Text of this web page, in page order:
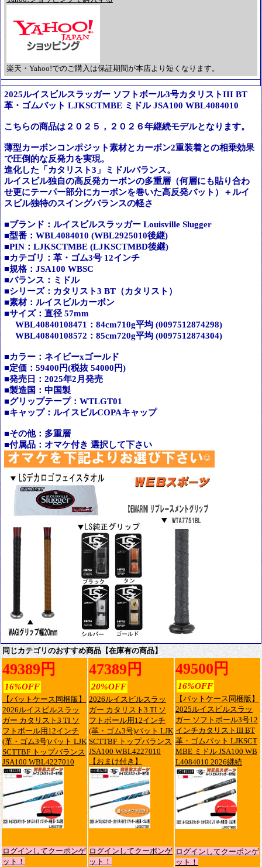
楽天・Yahoo!でのご購入は保証期間が本店より短くなります。
2025ルイスビルスラッガー ソフトボール3号カタリストIII BT
革・ゴムバット LJKSCTMBE ミドル JSA100 WBL4084010
こちらの商品は２０２５，２０２６年継続モデルとなります。
薄型カーボンコンポジット素材とカーボン2重装着との相乗効果
で圧倒的な反発力を実現。
進化した「カタリスト3」ミドルバランス。
ルイスビル独自の高反発カーボンの多重層（何層にも貼り合わ
せ更にテーパー部分にカーボンを巻いた高反発バット）＋ルイ
スビル独特のスイングバランスの軽さ
■ブランド：ルイスビルスラッガー Louisville Slugger
■型番：WBL4084010 (WBL2925010後継)
■PIN：LJKSCTMBE (LJKSCTMBD後継)
■カテゴリ：革・ゴム3号 12インチ
■規格：JSA100 WBSC
■バランス：ミドル
■シリーズ：カタリスト3 BT（カタリスト）
■素材：ルイスビルカーボン
■サイズ：直径 57mm
WBL40840108471：84cm710g平均 (0097512874298)
WBL40840108572：85cm720g平均 (0097512874304)
■カラー：ネイビーxゴールド
■定価：59400円(税抜 54000円)
■発売日：2025年2月発売
■製造国：中国製
■グリップテープ：WTLGT01
■キャップ：ルイスビルCOPAキャップ
■その他：多重層
■付属品：オマケ付き 選択して下さい
同じカテゴリのおすすめ商品【在庫有の商品】
49389円
16%OFF
【バットケース同梱版】
2026ルイスビルスラッ
ガー カタリスト3 TI ソ
フトボール用12インチ
(革・ゴム3号)バット LJK
SCTTBF トップバランス
JSA100 WBL4227010
ログインしてクーポンゲ
ット！
47389円
20%OFF
2026ルイスビルスラッ
ガー カタリスト3 TI ソ
フトボール用12インチ
(革・ゴム3号)バット LJK
SCTTBF トップバランス
JSA100 WBL4227010
【おまけ付き】
ログインしてクーポンゲ
ット！
49500円
16%OFF
【バットケース同梱版】
2025ルイスビルスラッ
ガー ソフトボール3号12
インチカタリストIII BT
革・ゴムバット LJKSCT
MBE ミドル JSA100 WB
L4084010 2026継続
ログインしてクーポンゲ
ット！